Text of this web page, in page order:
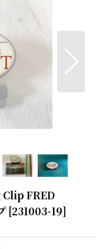
FRED
[231003-19]